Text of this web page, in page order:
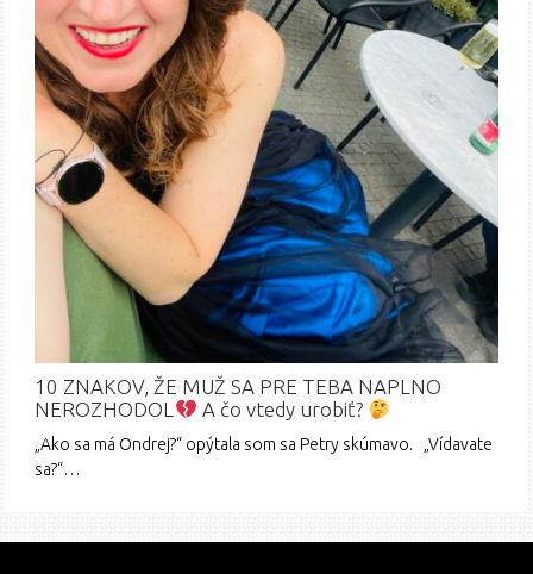
10 ZNAKOV, ŽE MUŽ SA PRE TEBA NAPLNO
NEROZHODOL
A čo vtedy urobiť?
„Ako sa má Ondrej?“ opýtala som sa Petry skúmavo. „Vídavate
sa?“…